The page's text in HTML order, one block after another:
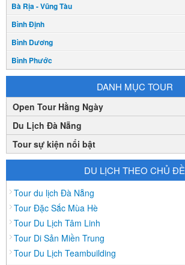
Bà Rịa - Vũng Tàu
Bình Định
Bình Dương
Bình Phước
Bình Thuận
Bắc Cạn
Bắc Giang
Bắc Ninh
Bạc Liêu
Cao Bằng
Daknông
Đồng Nai
Đồng Tháp
DANH MỤC TOUR
Open Tour Hằng Ngày
Du Lịch Đà Nẵng
Tour sự kiện nổi bật
DU LỊCH THEO CHỦ ĐỀ
Tour du lịch Đà Nẵng
Tour Đặc Sắc Mùa Hè
Tour Du Lịch Tâm Linh
Tour Di Sản Miền Trung
Tour Du Lịch Teambuilding